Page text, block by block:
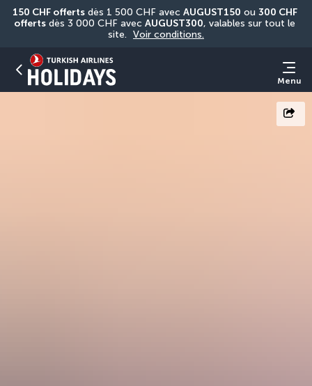
150 CHF offerts dès 1 500 CHF avec AUGUST150 ou 300 CHF
offerts dès 3 000 CHF avec AUGUST300, valables sur tout le
site. Voir conditions.
Menu